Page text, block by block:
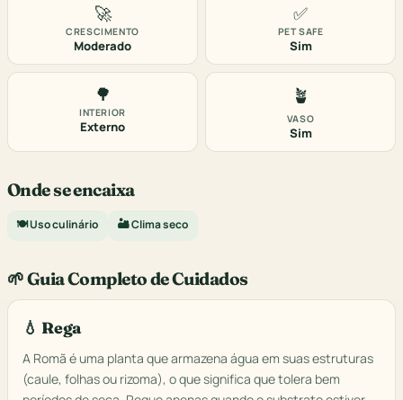
🚀
CRESCIMENTO
Moderado
✅
PET SAFE
Sim
🌳
INTERIOR
Externo
🪴
VASO
Sim
Onde se encaixa
🍽️ Uso culinário 🏜️ Clima seco
🌱 Guia Completo de Cuidados
💧 Rega
A Romã é uma planta que armazena água em suas estruturas
(caule, folhas ou rizoma), o que significa que tolera bem